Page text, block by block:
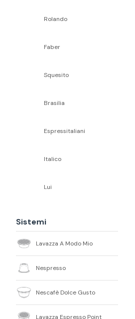
Rolando
Faber
Squesito
Brasilia
Espressitaliani
Italico
Lui
Sistemi
Lavazza A Modo Mio
Nespresso
Nescafè Dolce Gusto
Lavazza Espresso Point